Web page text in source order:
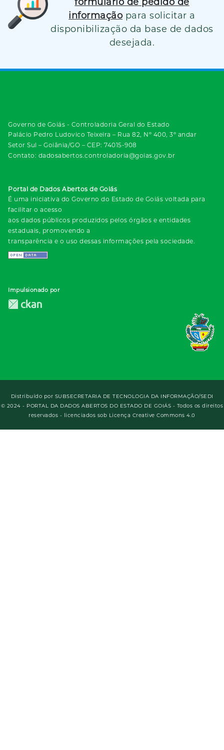
formulário de pedido de
informação para solicitar a
disponibilização da base de dados
desejada.
Governo de Goiás - Controladoria Geral do Estado
Palácio Pedro Ludovico Teixeira – Rua 82, Nº 400, 3º andar
Setor Sul – Goiânia/GO – CEP: 74015-908
Contato: dadosabertos.controladoria@goias.gov.br
Portal de Dados Abertos de Goiás
É uma iniciativa do Governo do Estado de Goiás voltada para
facilitar o acesso
aos dados públicos produzidos pelos órgãos e entidades
estaduais, promovendo a
transparência e o uso dessas informações pela sociedade.
Impulsionado por
Distribuído por SUBSECRETARIA DE TECNOLOGIA DA INFORMAÇÃO/SEDI
© 2024 - PORTAL DA DADOS ABERTOS DO ESTADO DE GOIÁS - Todos os direitos
reservados - licenciados sob Licença Creative Commons 4.0